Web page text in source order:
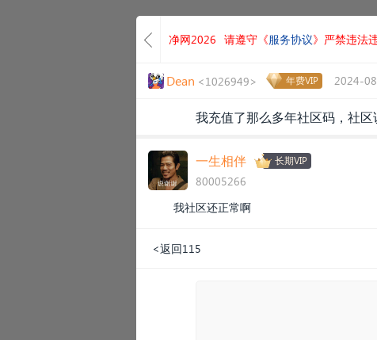
净网2026 请遵守《服务协议》严禁违法
Dean <1026949> 年费VIP 2024-
我充值了那么多年社区码，社
一生相伴 长期VIP
80005266
我社区还正常啊
<返回115